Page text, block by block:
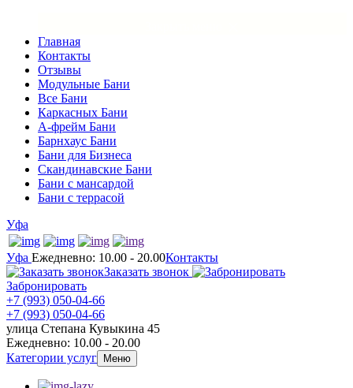
Главная
Контакты
Отзывы
Модульные Бани
Все Бани
Каркасных Бани
А-фрейм Бани
Барнхаус Бани
Бани для Бизнеса
Скандинавские Бани
Бани с мансардой
Бани с террасой
Уфа
Уфа Ежедневно: 10.00 - 20.00Контакты
Заказать звонок
Забронировать
+7 (993) 050-04-66
+7 (993) 050-04-66
улица Степана Кувыкина 45
Ежедневно: 10.00 - 20.00
Категории услуг
Меню